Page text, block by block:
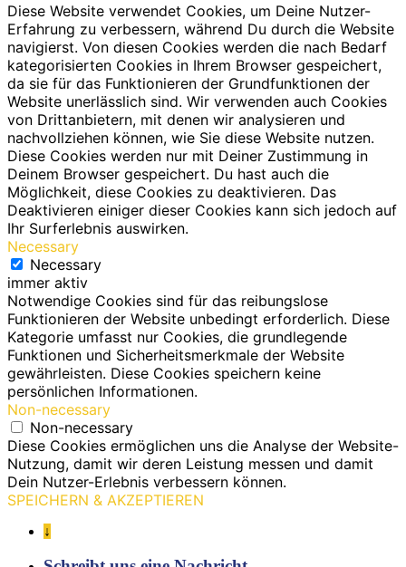
Diese Website verwendet Cookies, um Deine Nutzer-
Erfahrung zu verbessern, während Du durch die Website
navigierst. Von diesen Cookies werden die nach Bedarf
kategorisierten Cookies in Ihrem Browser gespeichert,
da sie für das Funktionieren der Grundfunktionen der
Website unerlässlich sind. Wir verwenden auch Cookies
von Drittanbietern, mit denen wir analysieren und
nachvollziehen können, wie Sie diese Website nutzen.
Diese Cookies werden nur mit Deiner Zustimmung in
Deinem Browser gespeichert. Du hast auch die
Möglichkeit, diese Cookies zu deaktivieren. Das
Deaktivieren einiger dieser Cookies kann sich jedoch auf
Ihr Surferlebnis auswirken.
Necessary
Necessary
immer aktiv
Notwendige Cookies sind für das reibungslose
Funktionieren der Website unbedingt erforderlich. Diese
Kategorie umfasst nur Cookies, die grundlegende
Funktionen und Sicherheitsmerkmale der Website
gewährleisten. Diese Cookies speichern keine
persönlichen Informationen.
Non-necessary
Non-necessary
Diese Cookies ermöglichen uns die Analyse der Website-
Nutzung, damit wir deren Leistung messen und damit
Dein Nutzer-Erlebnis verbessern können.
SPEICHERN & AKZEPTIEREN
↓